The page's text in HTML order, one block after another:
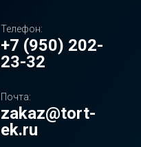
Телефон:
+7 (950) 202-
23-32
Почта:
zakaz@tort-
ek.ru